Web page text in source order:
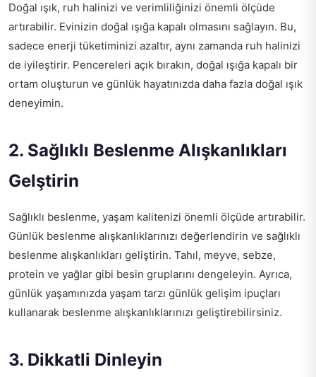
Doğal ışık, ruh halinizi ve verimliliğinizi önemli ölçüde
artırabilir. Evinizin doğal ışığa kapalı olmasını sağlayın. Bu,
sadece enerji tüketiminizi azaltır, aynı zamanda ruh halinizi
de iyileştirir. Pencereleri açık bırakın, doğal ışığa kapalı bir
ortam oluşturun ve günlük hayatınızda daha fazla doğal ışık
deneyimin.
2. Sağlıklı Beslenme Alışkanlıkları
Gelştirin
Sağlıklı beslenme, yaşam kalitenizi önemli ölçüde artırabilir.
Günlük beslenme alışkanlıklarınızı değerlendirin ve sağlıklı
beslenme alışkanlıkları geliştirin. Tahıl, meyve, sebze,
protein ve yağlar gibi besin gruplarını dengeleyin. Ayrıca,
günlük yaşamınızda yaşam tarzı günlük gelişim ipuçları
kullanarak beslenme alışkanlıklarınızı geliştirebilirsiniz.
3. Dikkatli Dinleyin